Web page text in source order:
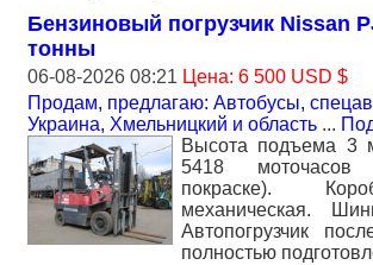
Бензиновый погрузчик Nissan
тонны
06-08-2026 08:21 Цена: 6 500 USD $
Продам, предлагаю: Автобусы,
Украина, Хмельницкий и область ...
Высота подъема 3
5418
покраске).
механическая.
Автопогрузчик
полностью